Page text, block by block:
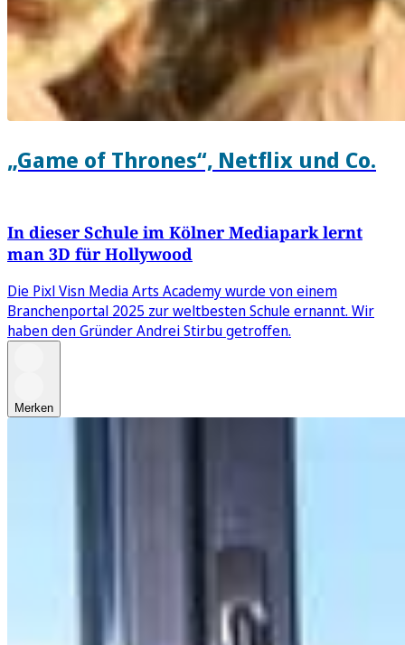
„Game of Thrones“, Netflix und Co.
In dieser Schule im Kölner Mediapark lernt
man 3D für Hollywood
Die Pixl Visn Media Arts Academy wurde von einem
Branchenportal 2025 zur weltbesten Schule ernannt. Wir
haben den Gründer Andrei Stirbu getroffen.
Merken